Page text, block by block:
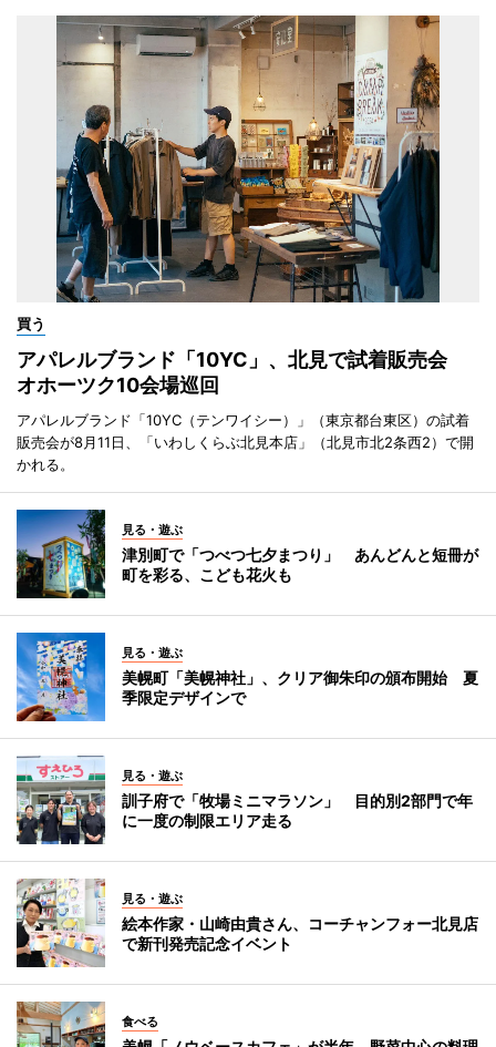
買う
アパレルブランド「10YC」、北見で試着販売会
オホーツク10会場巡回
アパレルブランド「10YC（テンワイシー）」（東京都台東区）の試着
販売会が8月11日、「いわしくらぶ北見本店」（北見市北2条西2）で開
かれる。
見る・遊ぶ
津別町で「つべつ七夕まつり」 あんどんと短冊が
町を彩る、こども花火も
見る・遊ぶ
美幌町「美幌神社」、クリア御朱印の頒布開始 夏
季限定デザインで
見る・遊ぶ
訓子府で「牧場ミニマラソン」 目的別2部門で年
に一度の制限エリア走る
見る・遊ぶ
絵本作家・山崎由貴さん、コーチャンフォー北見店
で新刊発売記念イベント
食べる